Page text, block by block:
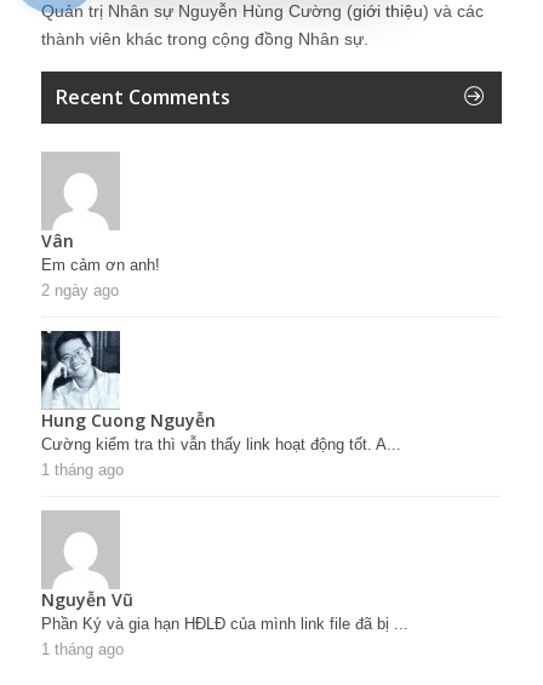
Quản trị Nhân sự Nguyễn Hùng Cường (giới thiệu) và các
thành viên khác trong cộng đồng Nhân sự.
Recent Comments
Vân
Em cảm ơn anh!
2 ngày ago
Hung Cuong Nguyễn
Cường kiểm tra thì vẫn thấy link hoạt động tốt. A...
1 tháng ago
Nguyễn Vũ
Phần Ký và gia hạn HĐLĐ của mình link file đã bị ...
1 tháng ago